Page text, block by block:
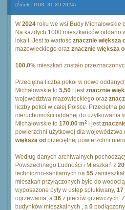
(Źródło: GUS, 31.XII.2024)
W2024 roku we wsi Budy Michałowskie
Na każdych 1000 mieszkańców oddano
lokali. Jest to wartość znacznie większa
mazowieckiego oraz znacznie większa
100,0% mieszkań zostało
Przeciętna liczba pokoi w nowo
Michałowskie to 5,50 i jestznacznie
województwa mazowieckiego oraz
liczby pokoi w całej Polsce. Przeciętna
nieruchomości oddanej do użytkowania
Michałowskie to 170,00 m2 i jest
powierzchni użytkowej dla województwa
większa od przeciętnej powierzchni
Według danych archiwalnych
Powszechnego Ludności i Mieszkań z
techniczno-sanitarnych na 55
mieszkań przyłączonych było do
wyposażone były w ustęp spłukiwany, 17
ogrzewania, a 36 z pieców grzewczych.
budynków mieszkalnych , a 0